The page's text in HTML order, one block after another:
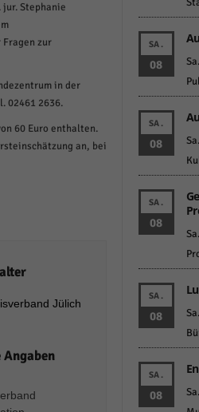
Stephanie
zur
in der
02461 2636.
60 Euro enthalten.
an, bei
Jülich
Angaben
SA.
08
SA.
08
SA.
08
SA.
08
SA.
08
und sind für die einwandfreie
anzeigen
Informationen helfen uns zu verstehen,
werden standardmäßig blockiert.
bedarf der Zugriff auf diese Inhalte
anzeigen